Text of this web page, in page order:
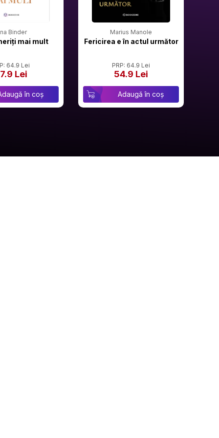
Binder
mai mult
64.9 Lei
Lei
în coș
Marius Manole
Fericirea e în actul următor
PRP: 64.9 Lei
54.9 Lei
Adaugă în coș